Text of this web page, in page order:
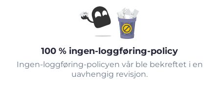
100 % ingen-loggføring-policy
Ingen-loggføring-policyen vår ble bekreftet i en
uavhengig revisjon.